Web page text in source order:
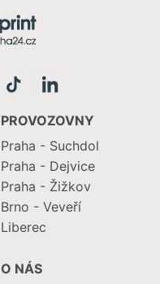
PROVOZOVNY
Praha - Suchdol
Praha - Dejvice
Praha - Žižkov
Brno - Veveří
Liberec
O NÁS